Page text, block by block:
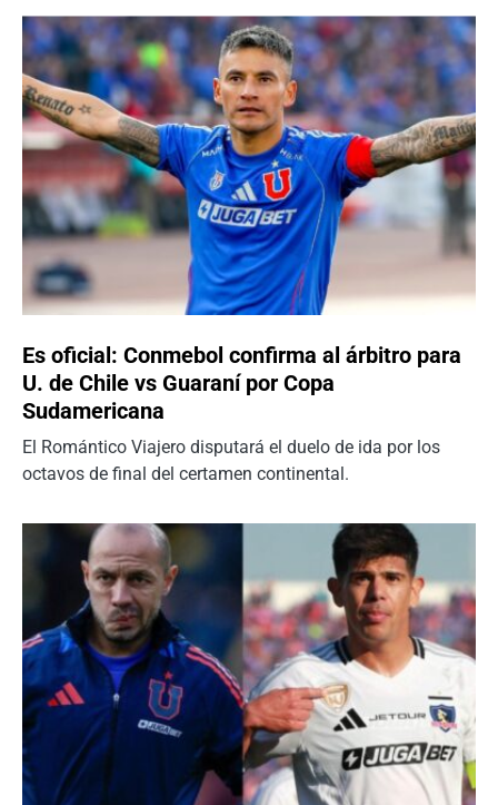
Es oficial: Conmebol confirma al árbitro para
U. de Chile vs Guaraní por Copa
Sudamericana
El Romántico Viajero disputará el duelo de ida por los
octavos de final del certamen continental.